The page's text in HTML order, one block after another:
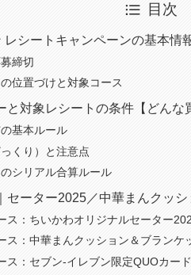
目次
レシートキャンペーンの基本情
締切
位置づけと対象コース
と対象レシートの条件【どんな
基本ルール
くり）と注意点
シリアル合算ルール
セーター2025／中華まんクッ
ス：ちいかわオリジナルセーター
ス：中華まんクッション＆ブランケ
ス：セブン‐イレブン限定QUOカー